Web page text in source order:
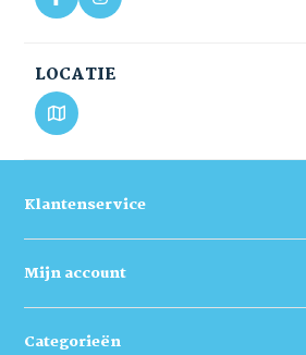
LOCATIE
Klantenservice
Mijn account
Categorieën